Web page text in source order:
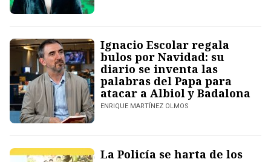
Ignacio Escolar regala
bulos por Navidad: su
diario se inventa las
palabras del Papa para
atacar a Albiol y Badalona
ENRIQUE MARTÍNEZ OLMOS
La Policía se harta de los